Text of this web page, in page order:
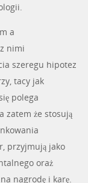
a
nimi
szeregu hipotez
tacy jak
polega
zatem że stosują
przyjmują jako
oraż
nagrodę i karę.